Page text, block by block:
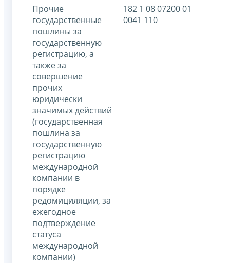
Прочие
государственные
пошлины за
государственную
регистрацию, а
также за
совершение
прочих
юридически
значимых действий
(государственная
пошлина за
государственную
регистрацию
международной
компании в
порядке
редомициляции, за
ежегодное
подтверждение
статуса
международной
компании)
182 1 08 07200 01
0041 110